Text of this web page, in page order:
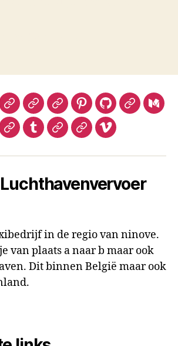
Telegram
Yelp TED Pinterest
GithubGitlab
GravatarTumblrTripadvisor
SocialVimeo
in de regio van ninove.
van plaats a naar b maar ook
Dit binnen België maar ook